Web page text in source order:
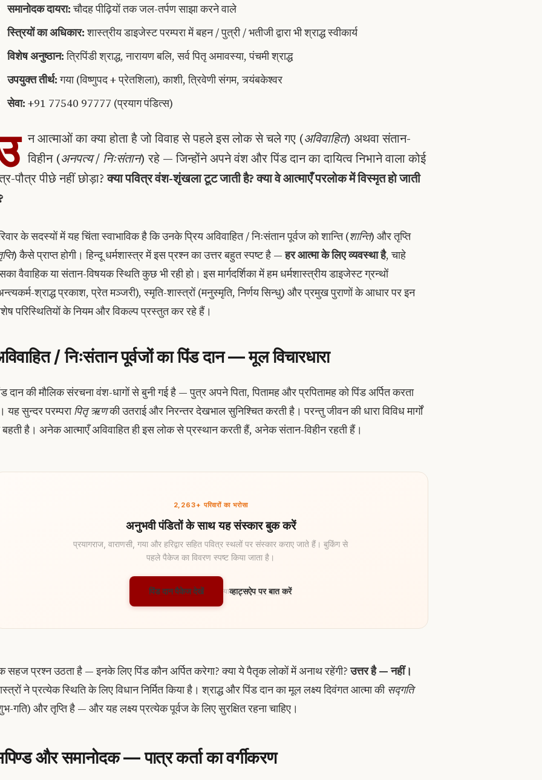
समानोदक दायरा:चौदह पीढ़ियों तक जल-तर्पण साझा करने वाले
स्त्रियों का अधिकार:शास्त्रीय डाइजेस्ट परम्परा में बहन / पुत्री / भतीजी द्वारा भी श्राद्ध स्वीकार्य
विशेष अनुष्ठान:त्रिपिंडी श्राद्ध, नारायण बलि, सर्व पितृ अमावस्या, पंचमी श्राद्ध
उपयुक्त तीर्थ:गया (विष्णुपद + प्रेतशिला), काशी, त्रिवेणी संगम, त्र्यंबकेश्वर
सेवा: +91 77540 97777 (प्रयाग पंडित्स)
न आत्माओं का क्या होता है जो विवाह से पहले इस लोक से चले गए (अविवाहित) अथवा संतान-
विहीन (अनपत्य/ निःसंतान) रहे — जिन्होंने अपने वंश और पिंड दान का दायित्व निभाने वाला कोई
पौत्र पीछे नहीं छोड़ा?क्या पवित्र वंश-शृंखला टूट जाती है? क्या वे आत्माएँ परलोक में विस्मृत हो जाती
के सदस्यों में यह चिंता स्वाभाविक है कि उनके प्रिय अविवाहित / निःसंतान पूर्वज को शान्ति (शान्ति) और तृप्ति
) कैसे प्राप्त होगी। हिन्दू धर्मशास्त्र में इस प्रश्न का उत्तर बहुत स्पष्ट है —हर आत्मा के लिए व्यवस्था है, चाहे
वैवाहिक या संतान-विषयक स्थिति कुछ भी रही हो। इस मार्गदर्शिका में हम धर्मशास्त्रीय डाइजेस्ट ग्रन्थों
श्राद्ध प्रकाश, प्रेत मञ्जरी), स्मृति-शास्त्रों (मनुस्मृति, निर्णय सिन्धु) और प्रमुख पुराणों के आधार पर इन
परिस्थितियों के नियम और विकल्प प्रस्तुत कर रहे हैं।
/ निःसंतान पूर्वजों का पिंड दान — मूल विचारधारा
दानकी मौलिक संरचना वंश-धागों से बुनी गई है — पुत्र अपने पिता, पितामह और प्रपितामह को पिंड अर्पित करता
यह सुन्दर परम्परापितृ ऋणकी उतराई और निरन्तर देखभाल सुनिश्चित करती है। परन्तु जीवन की धारा विविध मार्गों
है। अनेक आत्माएँ अविवाहित ही इस लोक से प्रस्थान करती हैं, अनेक संतान-विहीन रहती हैं।
2,263+ परिवारों का भरोसा
अनुभवी पंडितों के साथ यह संस्कार बुक करें
प्रयागराज, वाराणसी, गया और हरिद्वार सहित पवित्र स्थलों पर संस्कार कराए जाते हैं। बुकिंग से
पहले पैकेज का विवरण स्पष्ट किया जाता है।
पिंड दान पैकेज देखें याव्हाट्सऐप पर बात करें
सहज प्रश्न उठता है — इनके लिए पिंड कौन अर्पित करेगा? क्या ये पैतृक लोकों में अनाथ रहेंगी?उत्तर है — नहीं।
ने प्रत्येक स्थिति के लिए विधान निर्मित किया है। श्राद्ध और पिंड दान का मूल लक्ष्य दिवंगत आत्मा की सद्गति
गति) और तृप्ति है — और यह लक्ष्य प्रत्येक पूर्वज के लिए सुरक्षित रहना चाहिए।
और समानोदक — पात्र कर्ता का वर्गीकरण